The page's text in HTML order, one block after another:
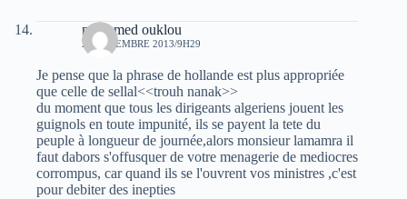
mohamed ouklou
22 DÉCEMBRE 2013/9H29
Je pense que la phrase de hollande est plus appropriée
que celle de sellal<<trouh nanak>>
du moment que tous les dirigeants algeriens jouent les
guignols en toute impunité, ils se payent la tete du
peuple à longueur de journée,alors monsieur lamamra il
faut dabors s'offusquer de votre menagerie de mediocres
corrompus, car quand ils se l'ouvrent vos ministres ,c'est
pour debiter des inepties